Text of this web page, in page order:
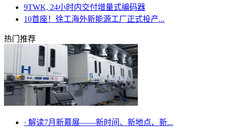
9TWK, 24小时内交付增量式编码器
10首座！徐工海外新能源工厂正式投产...
热门推荐
· 解读7月新慕展——新时间、新地点、新...